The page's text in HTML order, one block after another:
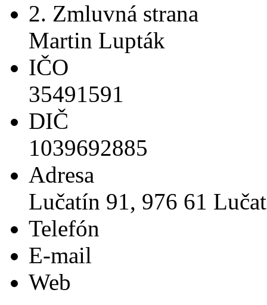
2. Zmluvná strana
Martin Lupták
IČO
35491591
DIČ
1039692885
Adresa
Lučatín 91, 976 61
Telefón
E-mail
Web